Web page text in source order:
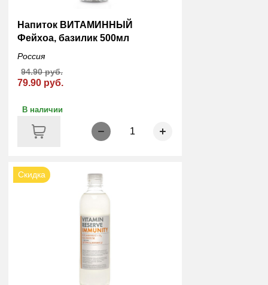
Напиток ВИТАМИННЫЙ
Фейхоа, базилик 500мл
Россия
79.90 руб.
94.90 руб.
В наличии
1
Скидка